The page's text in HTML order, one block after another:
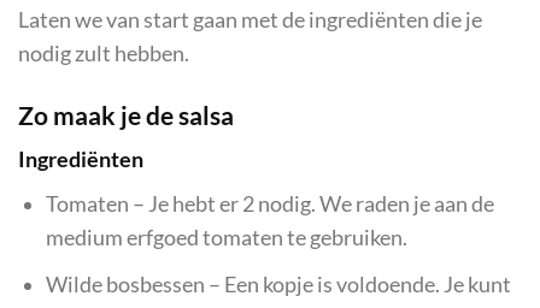
Laten we van start gaan met de ingrediënten die je
nodig zult hebben.
Zo maak je de salsa
Ingrediënten
Tomaten – Je hebt er 2 nodig. We raden je aan de
medium erfgoed tomaten te gebruiken.
Wilde bosbessen – Een kopje is voldoende. Je kunt